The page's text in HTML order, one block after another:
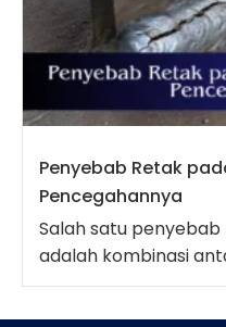
Penyebab Retak
Pencegahannya
Salah satu
adalah kombinasi